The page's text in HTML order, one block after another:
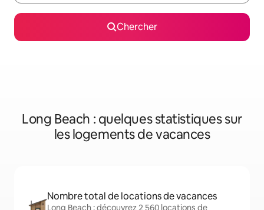
Chercher
Long Beach : quelques statistiques sur
les logements de vacances
Nombre total de locations de vacances
Long Beach : découvrez 2 560 locations de